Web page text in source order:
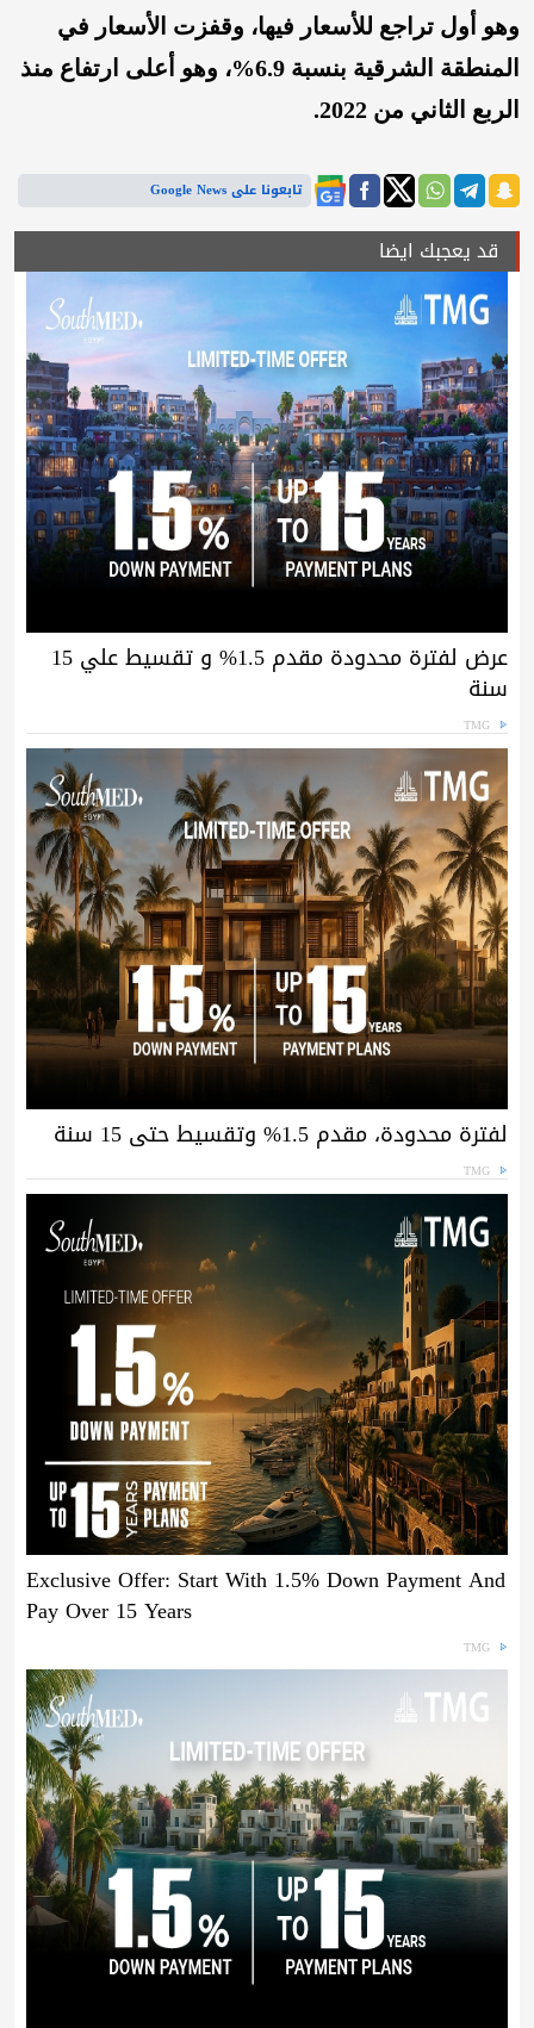
وهو أول تراجع للأسعار فيها، وقفزت الأسعار في
المنطقة الشرقية بنسبة 6.9%، وهو أعلى ارتفاع منذ
الربع الثاني من 2022.
تابعونا على Google News
قد يعجبك ايضا
عرض لفترة محدودة مقدم 1.5% و تقسيط علي 15
سنة
TMG
لفترة محدودة، مقدم 1.5% وتقسيط حتى 15 سنة
TMG
Exclusive Offer: Start With 1.5% Down Payment And
Pay Over 15 Years
TMG